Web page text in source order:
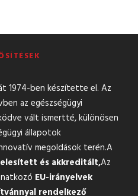
1974-ben készítette el. Az
az egészségügyi
vált ismertté, különösen
állapotok
megoldások terén.A
és akkreditált,Az
EU-irányelvek
rendelkező